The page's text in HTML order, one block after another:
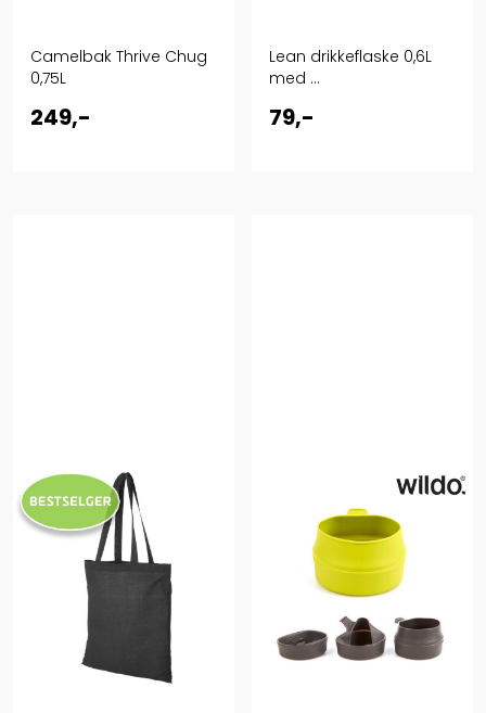
Camelbak Thrive Chug
0,75L
249,-
Lean drikkeflaske 0,6L
med ...
79,-